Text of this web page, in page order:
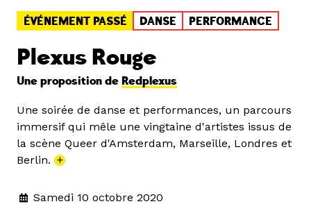
ÉVÉNEMENT PASSÉ DANSE PERFORMANCE
Plexus Rouge
Une proposition de Redplexus
Une soirée de danse et performances, un parcours
immersif qui mêle une vingtaine d'artistes issus de
la scène Queer d'Amsterdam, Marseille, Londres et
Berlin. +
Samedi 10 octobre 2020